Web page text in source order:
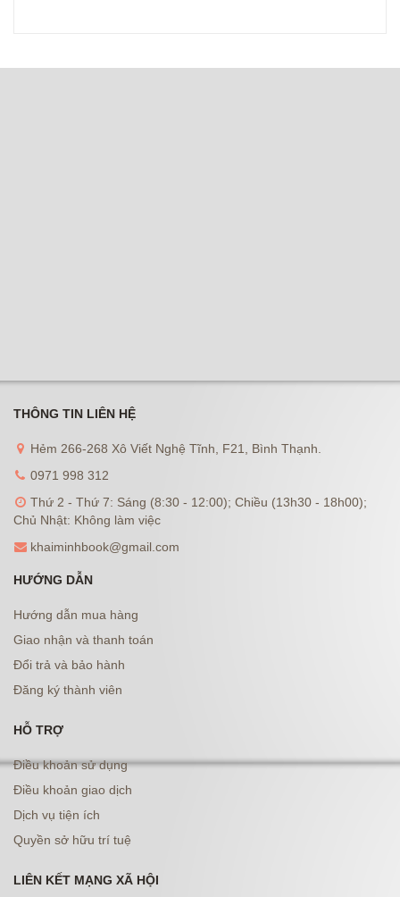
THÔNG TIN LIÊN HỆ
Hẻm 266-268 Xô Viết Nghệ Tĩnh, F21, Bình Thạnh.
0971 998 312
Thứ 2 - Thứ 7: Sáng (8:30 - 12:00); Chiều (13h30 - 18h00);
Chủ Nhật: Không làm việc
khaiminhbook@gmail.com
HƯỚNG DẪN
Hướng dẫn mua hàng
Giao nhận và thanh toán
Đổi trả và bảo hành
Đăng ký thành viên
HỖ TRỢ
Điều khoản sử dụng
Điều khoản giao dịch
Dịch vụ tiện ích
Quyền sở hữu trí tuệ
LIÊN KẾT MẠNG XÃ HỘI